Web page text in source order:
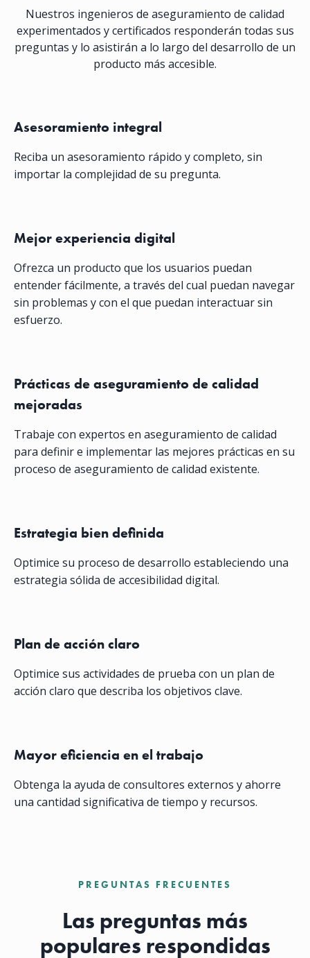
Nuestros ingenieros de aseguramiento de calidad
experimentados y certificados responderán todas sus
preguntas y lo asistirán a lo largo del desarrollo de un
producto más accesible.
Asesoramiento integral
Reciba un asesoramiento rápido y completo, sin
importar la complejidad de su pregunta.
Mejor experiencia digital
Ofrezca un producto que los usuarios puedan
entender fácilmente, a través del cual puedan navegar
sin problemas y con el que puedan interactuar sin
esfuerzo.
Prácticas de aseguramiento de calidad
mejoradas
Trabaje con expertos en aseguramiento de calidad
para definir e implementar las mejores prácticas en su
proceso de aseguramiento de calidad existente.
Estrategia bien definida
Optimice su proceso de desarrollo estableciendo una
estrategia sólida de accesibilidad digital.
Plan de acción claro
Optimice sus actividades de prueba con un plan de
acción claro que describa los objetivos clave.
Mayor eficiencia en el trabajo
Obtenga la ayuda de consultores externos y ahorre
una cantidad significativa de tiempo y recursos.
PREGUNTAS FRECUENTES
Las preguntas más
populares respondidas